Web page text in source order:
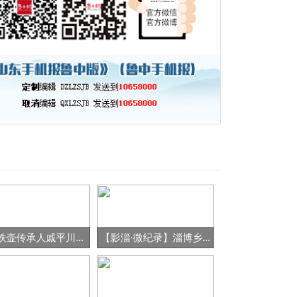
龙泉铁壶传承人戚平川的“守艺”之路 【影淄·微纪录】淄博乡村女书记的“变形记”